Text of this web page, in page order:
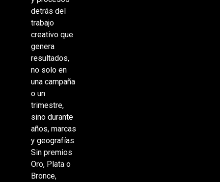
detrás del
trabajo
creativo que
genera
resultados,
no solo en
una campaña
o un
trimestre,
sino durante
años, marcas
y geografías.
Sin premios
Oro, Plata o
Bronce,